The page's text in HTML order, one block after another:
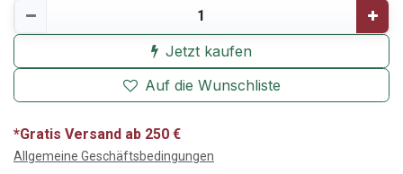
Jetzt kaufen
Auf die Wunschliste
*Gratis Versand ab 250 €
Allgemeine Geschäftsbedingungen